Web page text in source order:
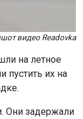
видео Readovka
на летное
пустить их на
Они задержали